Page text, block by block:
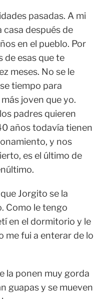
pasadas. A mi
después de
en el pueblo. Por
de esas que te
meses. No se le
tiempo para
joven que yo.
padres quieren
años todavía tienen
y nos
es el último de
Jorgito se la
Como le tengo
en el dormitorio y le
me fui a enterar de lo
la ponen muy gorda
guapas y se mueven